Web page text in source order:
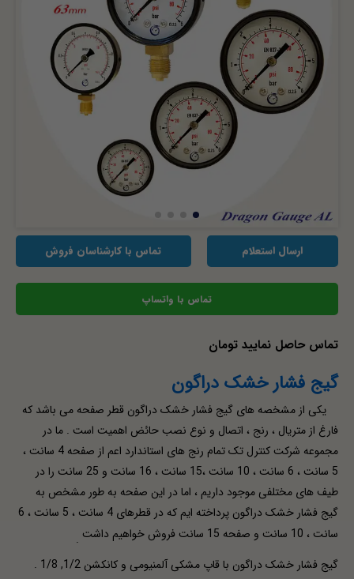
ارسال استعلام تماس با کارشناسان فروش
تماس با واتساپ
تماس حاصل نمایید تومان
گیج فشار خشک دراگون
یکی از مشخصه های گیج فشار خشک دراگون قطر صفحه می باشد که
فارغ از متریال ، رنج ، اتصال و نوع نصب حائض اهمیت است . ما در
مجموعه شرکت کنترل تک تمام رنج های استاندارد اعم از صفحه 4 سانت ،
5 سانت ، 6 سانت ، 10 سانت ،15 سانت ، 16 سانت و 25 سانت را در
طیف های مختلفی موجود داریم ، اما در این صفحه به طور مشخص به
گیج فشار خشک دراگون پرداخته ایم که در قطرهای 4 سانت ، 5 سانت ، 6
سانت ، 10 سانت و صفحه 15 سانت فروش خواهیم داشت
.
گیج فشار خشک دراگون با قاپ مشکی آلمنیومی و کانکشن 1/2, 1/8 .